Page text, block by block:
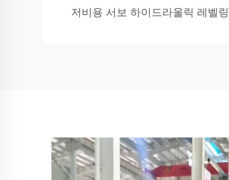
저비용 서보 하이드라울릭 레벨